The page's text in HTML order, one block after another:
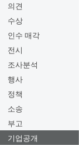
의견
수상
인수 매각
전시
조사분석
행사
정책
소송
부고
기업공개